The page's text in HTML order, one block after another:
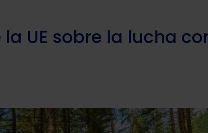
UE sobre la lucha